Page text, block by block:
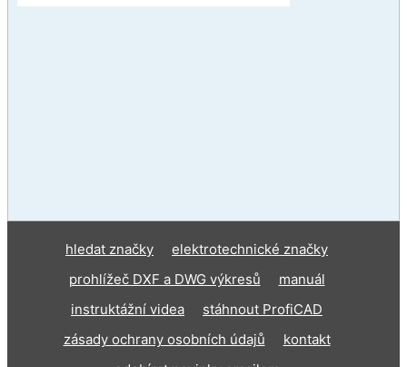
hledat značky
elektrotechnické značky
prohlížeč DXF a DWG výkresů
manuál
instruktážní videa
stáhnout ProfiCAD
zásady ochrany osobních údajů
kontakt